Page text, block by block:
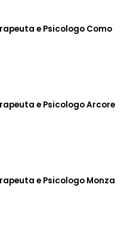
e Psicologo Como
e Psicologo Arcore
e Psicologo Monza